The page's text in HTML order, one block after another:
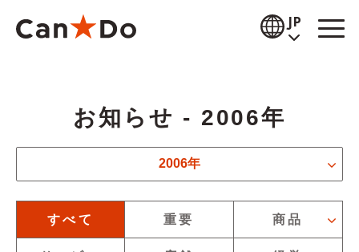
JP
お知らせ
公式通販
お知らせ - 2006年
お知らせの年度を絞り込むことができます
2006年
お知らせのカテゴリーを絞り込むことができます
すべて 重要 商品